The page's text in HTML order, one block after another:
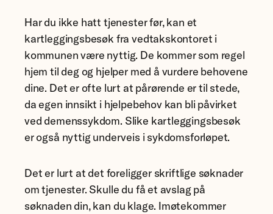
Har du ikke hatt tjenester før, kan et
kartleggingsbesøk fra vedtakskontoret i
kommunen være nyttig. De kommer som regel
hjem til deg og hjelper med å vurdere behovene
dine. Det er ofte lurt at pårørende er til stede,
da egen innsikt i hjelpebehov kan bli påvirket
ved demenssykdom. Slike kartleggingsbesøk
er også nyttig underveis i sykdomsforløpet.
Det er lurt at det foreligger skriftlige søknader
om tjenester. Skulle du få et avslag på
søknaden din, kan du klage. Imøtekommer